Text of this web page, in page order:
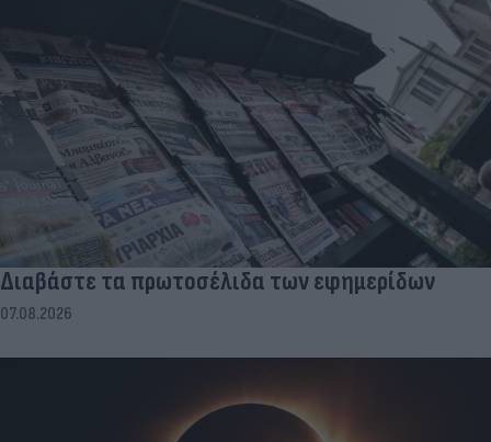
Διαβάστε τα πρωτοσέλιδα των εφημερίδων
07.08.2026